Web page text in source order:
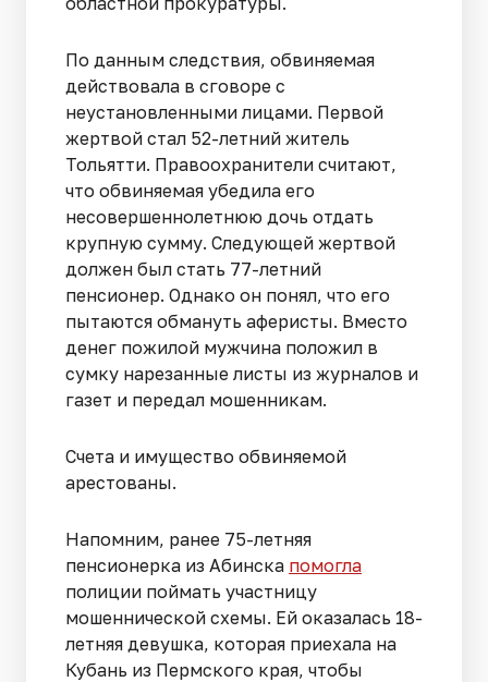
По данным следствия, обвиняемая
действовала в сговоре с
неустановленными лицами. Первой
жертвой стал 52-летний житель
Тольятти. Правоохранители считают,
что обвиняемая убедила его
несовершеннолетнюю дочь отдать
крупную сумму. Следующей жертвой
должен был стать 77-летний
пенсионер. Однако он понял, что его
пытаются обмануть аферисты. Вместо
денег пожилой мужчина положил в
сумку нарезанные листы из журналов и
газет и передал мошенникам.
Счета и имущество обвиняемой
арестованы.
Напомним, ранее 75-летняя
пенсионерка из Абинска помогла
полиции поймать участницу
мошеннической схемы. Ей оказалась 18-
летняя девушка, которая приехала на
Кубань из Пермского края, чтобы